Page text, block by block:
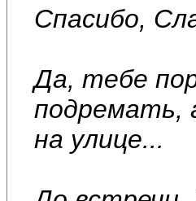
Спасибо,
Да, тебе
подремать,
на улице...